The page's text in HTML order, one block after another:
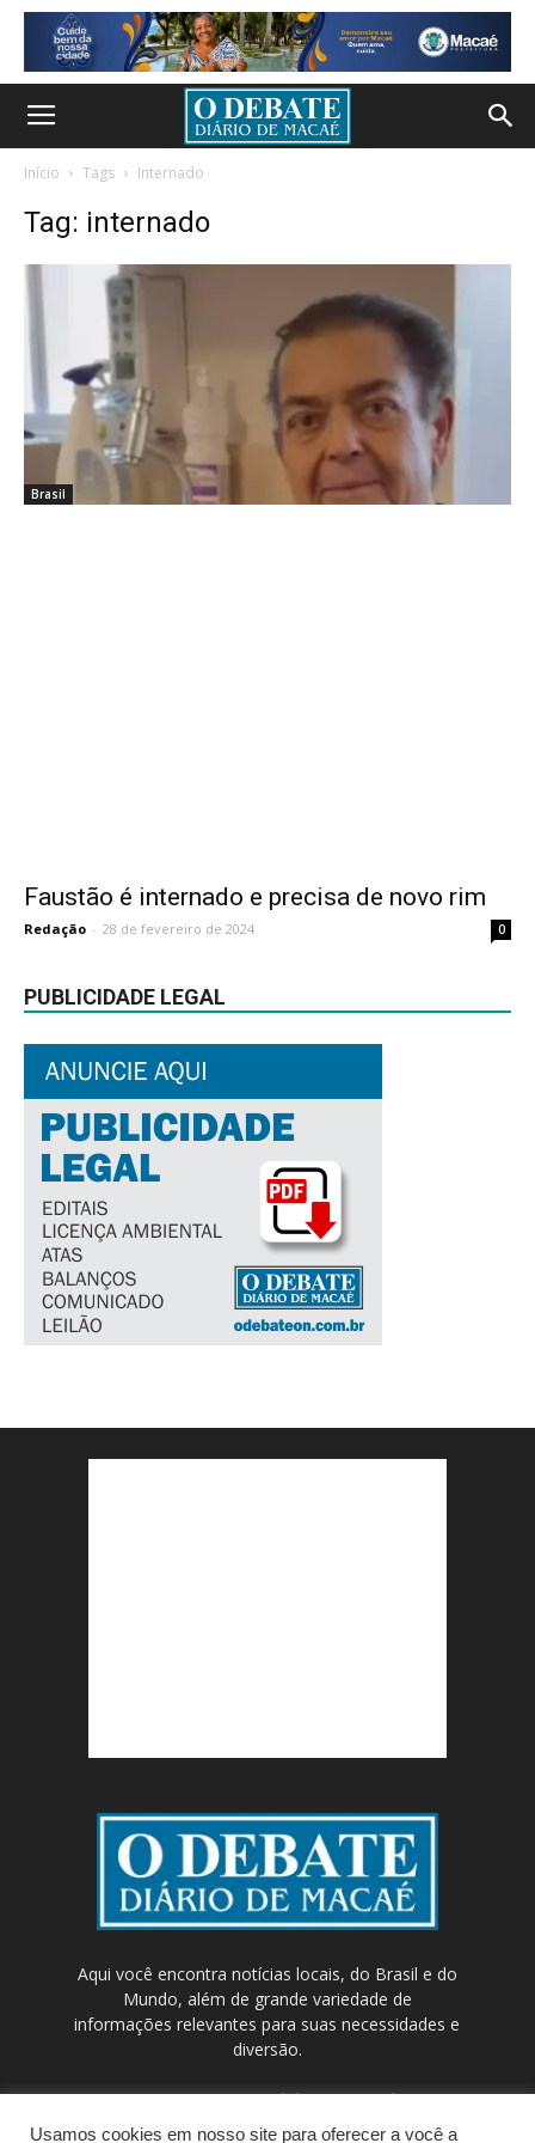
Início Tags Internado
Tag: internado
Brasil
Faustão é internado e precisa de novo rim
Redação - 28 de fevereiro de 2024 0
PUBLICIDADE LEGAL
Aqui você encontra notícias locais, do Brasil e do
Mundo, além de grande variedade de
informações relevantes para suas necessidades e
diversão.
Contato:contato@odebateon.com.br /
comercia@odebateon.com.br
Usamos cookies em nosso site para oferecer a você a